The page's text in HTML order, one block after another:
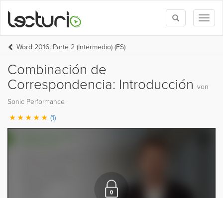
Toggle
search
Word 2016: Parte 2 (Intermedio) (ES)
Combinación de
Correspondencia: Introducción von
Sonic Performance
(1)